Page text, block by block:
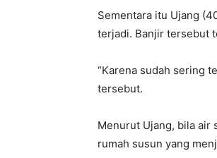
Sementara itu Ujang
terjadi. Banjir tersebut
“Karena sudah sering
tersebut.
Menurut Ujang, bila air
rumah susun yang